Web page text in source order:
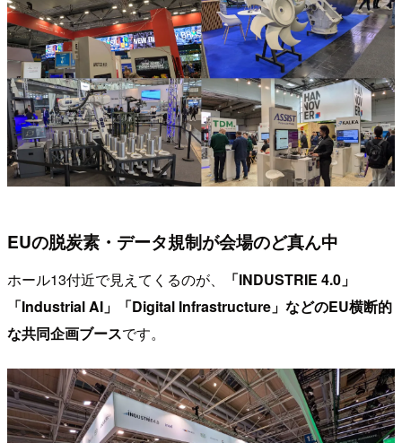
EUの脱炭素・データ規制が会場のど真ん中
ホール13付近で見えてくるのが、
「INDUSTRIE 4.0」
「Industrial AI」「Digital Infrastructure」 などのEU横断的
な共同企画ブースです。